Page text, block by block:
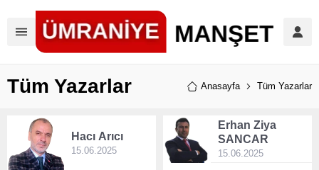
Tüm Yazarlar Anasayfa Tüm Yazarlar
Hacı Arıcı
15.06.2025
Erhan Ziya
SANCAR
15.06.2025